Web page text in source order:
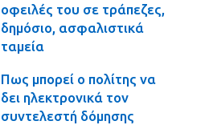
οφειλές του σε τράπεζες,
δημόσιο, ασφαλιστικά
ταμεία
Πως μπορεί ο πολίτης να
δει ηλεκτρονικά τον
συντελεστή δόμησης